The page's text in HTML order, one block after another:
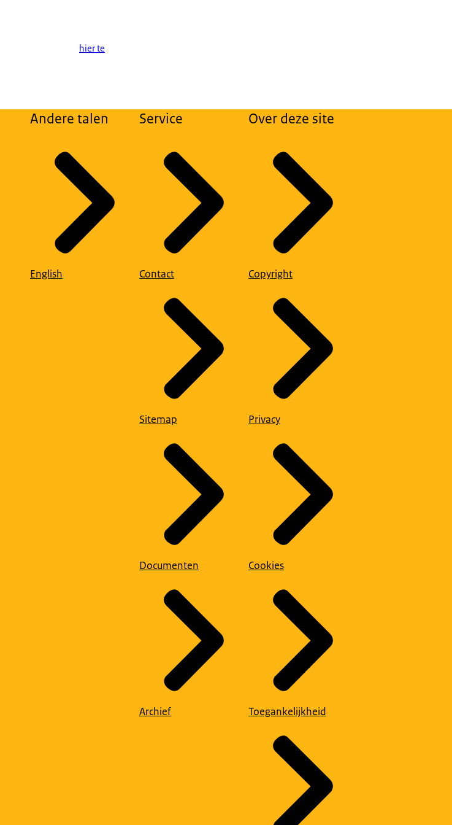
hier te
Andere talen
English
Service
Contact
Sitemap
Documenten
Archief
Over deze site
Copyright
Privacy
Cookies
Toegankelijkheid